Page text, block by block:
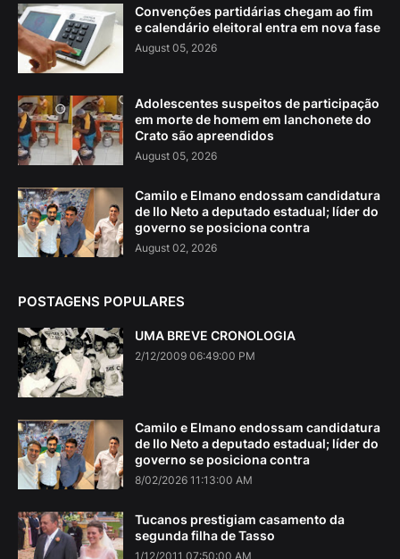
Convenções partidárias chegam ao fim
e calendário eleitoral entra em nova fase
August 05, 2026
Adolescentes suspeitos de participação
em morte de homem em lanchonete do
Crato são apreendidos
August 05, 2026
Camilo e Elmano endossam candidatura
de Ilo Neto a deputado estadual; líder do
governo se posiciona contra
August 02, 2026
POSTAGENS POPULARES
UMA BREVE CRONOLOGIA
2/12/2009 06:49:00 PM
Camilo e Elmano endossam candidatura
de Ilo Neto a deputado estadual; líder do
governo se posiciona contra
8/02/2026 11:13:00 AM
Tucanos prestigiam casamento da
segunda filha de Tasso
1/12/2011 07:50:00 AM